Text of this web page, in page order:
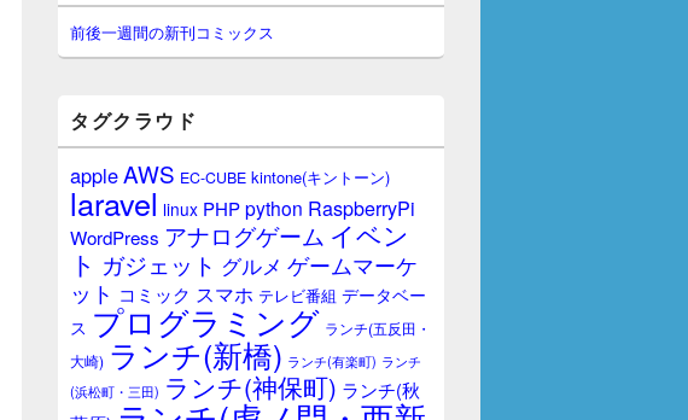
ン
サ
イ
ー
ジ
ッ
ト
前後一週間の新刊コミックス
タグクラウド
appleAWS EC-CUBE kintone(キントーン)
laravel linux PHPpython RaspberryPi
WordPress アナログゲーム イベン
ト ガジェット グルメ ゲームマーケ
ット コミック スマホ テレビ番組 データベー
ス プログラミング ランチ(五反田・
大崎) ランチ(新橋) ランチ(有楽町) ランチ
(浜松町・三田) ランチ(神保町) ランチ(秋